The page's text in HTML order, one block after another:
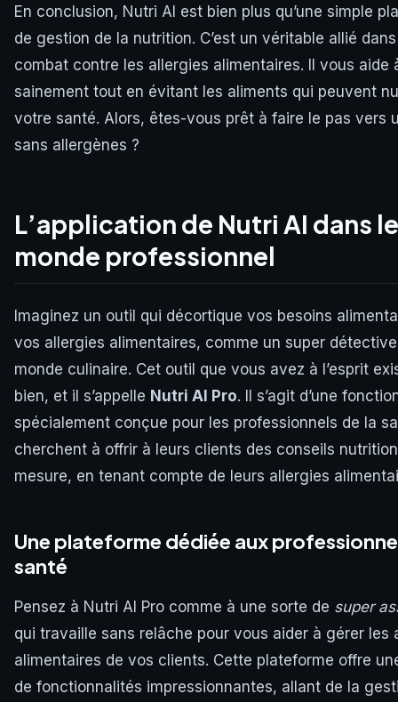
En conclusion, Nutri AI est bien plus qu’une simple
de gestion de la nutrition. C’est un véritable allié
combat contre les allergies alimentaires. Il vous aide
sainement tout en évitant les aliments qui peuvent
votre santé. Alors, êtes-vous prêt à faire le pas vers
sans allergènes ?
L’application de Nutri AI dans le
monde professionnel
Imaginez un outil qui décortique vos besoins
vos allergies alimentaires, comme un super
monde culinaire. Cet outil que vous avez à l’esprit
bien, et il s’appelle Nutri AI Pro. Il s’agit d’une
spécialement conçue pour les professionnels de la
cherchent à offrir à leurs clients des conseils
mesure, en tenant compte de leurs allergies
Une plateforme dédiée aux
santé
Pensez à Nutri AI Pro comme à une sorte de super
qui travaille sans relâche pour vous aider à gérer les
alimentaires de vos clients. Cette plateforme offre
de fonctionnalités impressionnantes, allant de la